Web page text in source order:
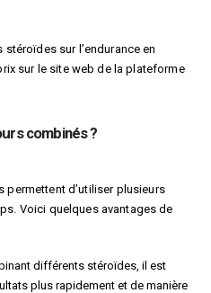
sur l’endurance en
sur le site web de la plateforme
combinés ?
d’utiliser plusieurs
Voici quelques avantages de
différents stéroïdes, il est
plus rapidement et de manière